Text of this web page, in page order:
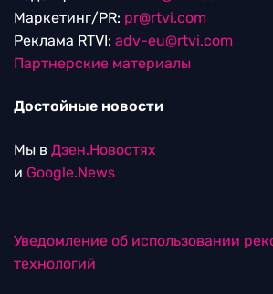
Маркетинг/PR: pr@rtvi.com
Реклама RTVI: adv-eu@rtvi.com
Партнерские материалы
Достойные новости
Мы в Дзен.Новостях
и Google.News
Уведомление об использовании
технологий